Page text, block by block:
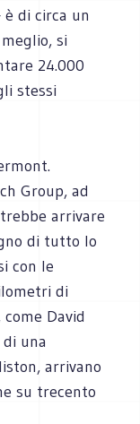
di circa un
si
24.000
stessi
Group, ad
arrivare
di tutto lo
con le
di
David
una
arrivano
su trecento